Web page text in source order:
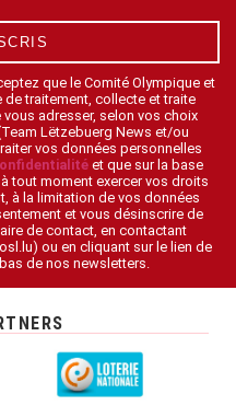
que le Comité Olympique et
traitement, collecte et traite
adresser, selon vos choix
Lëtzebuerg News et/ou
vos données personnelles
et que sur la base
tout moment exercer vos droits
à la limitation de vos données
et vous désinscrire de
de contact, en contactant
ou en cliquant sur le lien de
de nos newsletters.